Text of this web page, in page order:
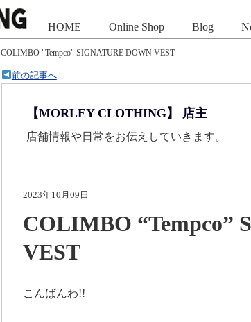
HOME Online Shop Blog
COLIMBO "Tempco" SIGNATURE DOWN VEST
前の記事へ
【MORLEY CLOTHING】 店主
店舗情報や日常をお伝えしていきます。
2023年10月09日
COLIMBO “Tempco”
VEST
こんばんわ!!